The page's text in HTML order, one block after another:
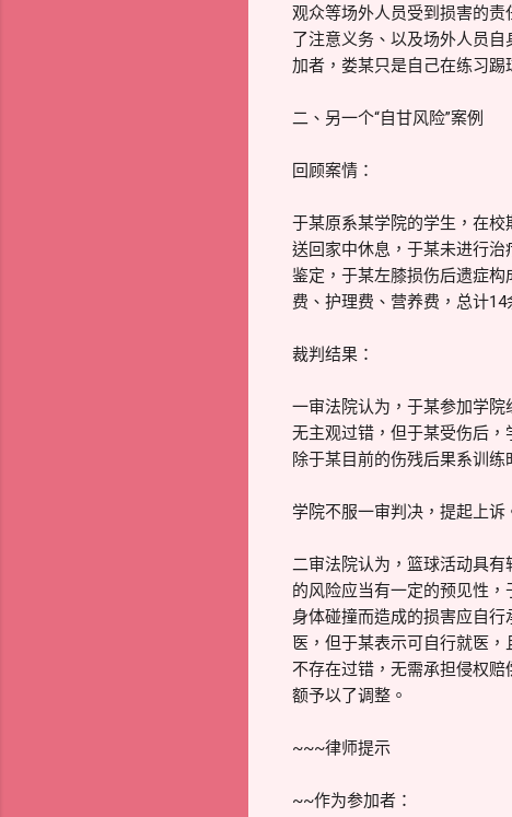
观众等场外人员受到损害的
了注意义务、以及场外人员
加者，娄某只是自己在练习踢
二、另一个“自甘风险”案例
回顾案情：
于某原系某学院的学生，在
送回家中休息，于某未进行
鉴定，于某左膝损伤后遗症
费、护理费、营养费，总计14
裁判结果：
一审法院认为，于某参加学
无主观过错，但于某受伤后
除于某目前的伤残后果系训
学院不服一审判决，提起上诉
二审法院认为，篮球活动具
的风险应当有一定的预见性
身体碰撞而造成的损害应自
医，但于某表示可自行就医
不存在过错，无需承担侵权
额予以了调整。
~~~律师提示
~~作为参加者：